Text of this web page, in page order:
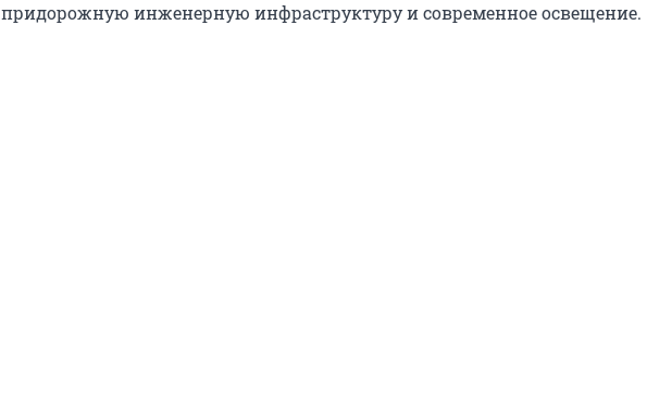
придорожную инженерную инфраструктуру и современное освещение.